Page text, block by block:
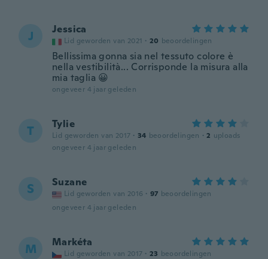
J Jessica
Lid geworden van 2021 · 20 beoordelingen
Bellissima gonna sia nel tessuto colore è
nella vestibilità... Corrisponde la misura alla
mia taglia 😀
ongeveer 4 jaar geleden
T Tylie
Lid geworden van 2017 · 34 beoordelingen · 2 uploads
ongeveer 4 jaar geleden
S Suzane
Lid geworden van 2016 · 97 beoordelingen
ongeveer 4 jaar geleden
M Markéta
Lid geworden van 2017 · 23 beoordelingen